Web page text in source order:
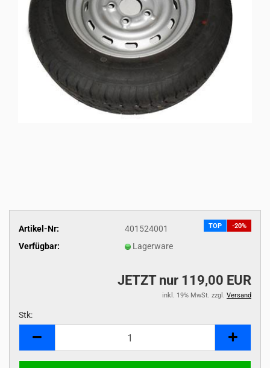
TOP -20%
Artikel-Nr:
401524001
Verfügbar:
Lagerware
JETZT nur 119,00 EUR
inkl. 19% MwSt. zzgl. Versand
Stk: